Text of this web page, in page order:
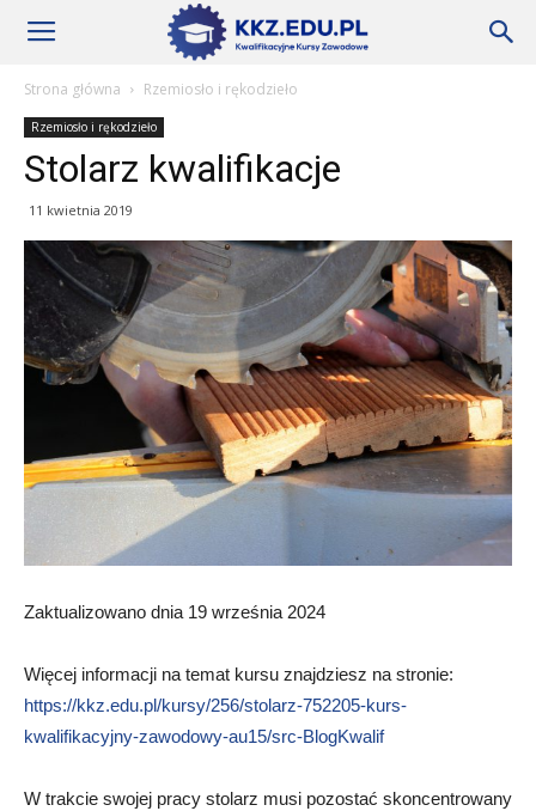
Szkoły
KKZ
Aktualności
Strona główna Rzemiosło i rękodzieło
Rzemiosło i rękodzieło
Stolarz kwalifikacje
11 kwietnia 2019
Zaktualizowano dnia 19 września 2024
Więcej informacji na temat kursu znajdziesz na stronie:
https://kkz.edu.pl/kursy/256/stolarz-752205-kurs-
kwalifikacyjny-zawodowy-au15/src-BlogKwalif
W trakcie swojej pracy stolarz musi pozostać skoncentrowany